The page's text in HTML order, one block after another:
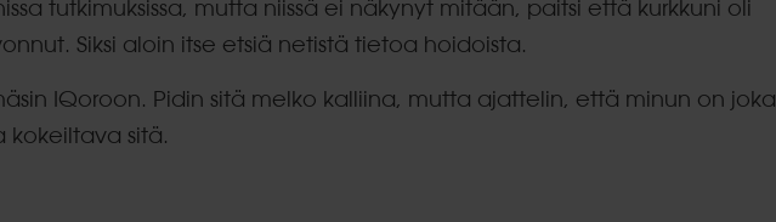
tutkimuksissa, mutta niissä ei näkynyt mitään, paitsi että kurkkuni oli
Siksi aloin itse etsiä netistä tietoa hoidoista.
IQoroon. Pidin sitä melko kalliina, mutta ajattelin, että minun on joka
kokeiltava sitä.